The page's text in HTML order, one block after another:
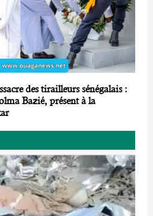
des tirailleurs sénégalais :
Bazié, présent à la